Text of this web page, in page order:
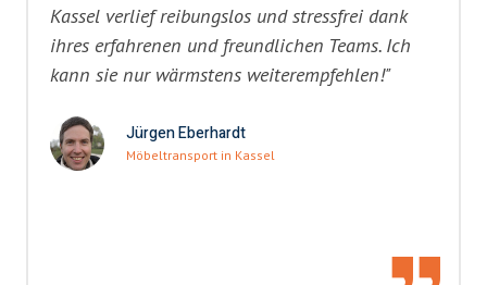
Kassel verlief reibungslos und stressfrei dank
ihres erfahrenen und freundlichen Teams. Ich
kann sie nur wärmstens weiterempfehlen!"
Jürgen Eberhardt
Möbeltransport in Kassel